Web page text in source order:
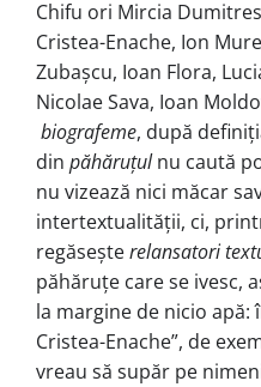
Chifu ori Mircia
Cristea-Enache, Ion
Zubașcu, Ioan Flora,
Nicolae Sava, Ioan
biografeme, după
din păhăruțulnu caută
nu vizează nici măcar
intertextualității, ci,
regăseșterelansatori
păhăruțe care se ivesc,
la margine de nicio apă:
Cristea-Enache”, de
vreau să supăr pe